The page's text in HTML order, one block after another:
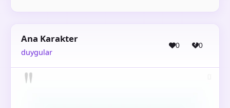
Ana Karakter
duygular
0 0